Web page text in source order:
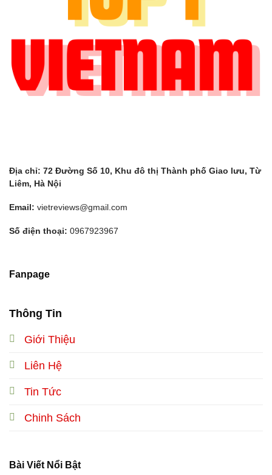
Địa chỉ: 72 Đường Số 10, Khu đô thị Thành phố Giao lưu, Từ
Liêm, Hà Nội
Email: vietreviews@gmail.com
Số điện thoại: 0967923967
Thông Tin
Giới Thiệu
Liên Hệ
Tin Tức
Chinh Sách
Bài Viết Nổi Bật
Fanpage